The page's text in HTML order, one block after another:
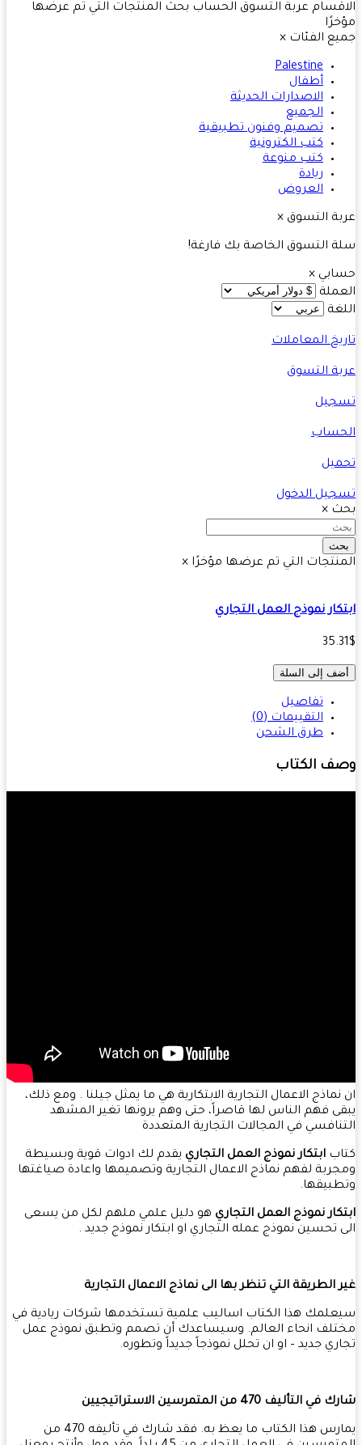
عربة التسوق الحساب بحث المنتجات التي تم عرضها
الفئات ×
Palestine
أطفال
الاصدارات الحديثة
الجميع
تصميم وفنون تطبيقية
كتب الكترونية
كتب منوعة
ريادة
العروض
التسوق ×
التسوق الخاصة بك فارغة!
×
المعاملات
التسوق
الدخول
×
التي تم عرضها مؤخرًا ×
نموذج العمل التجاري
إلى السلة
تفاصيل
التقييمات (0)
طرق الشحن
الكتاب
الاعمال التجارية الابتكارية هي ما يمثل جيلنا . ومع ذلك،
فهم الناس لها قاصراً، حتى وهم يرونها تغير المشهد
في المجالات التجارية المتعددة
ابتكار نموذج العمل التجارييقدم لك ادوات قوية وبسيطة
لفهم نماذج الاعمال التجارية وتصميمها واعادة صياغتها
نموذج العمل التجاريهو دليل علمي ملهم لكل من يسعى
تحسين نموذج عمله التجاري او ابتكار نموذج جديد .
الطريقة التي تنظر بها الى نماذج الاعمال التجارية
هذا الكتاب اساليب علمية تستخدمها شركات ريادية في
انحاء العالم. وسيساعدك أن تصمم وتطبق نموذج عمل
جديد – او ان تحلل نموذجاً جديداً وتطوره.
470 من المتمرسين الاستراتيجيين
يمارس هذا الكتاب ما يعظ به. فقد شارك في تأليفه 470 من